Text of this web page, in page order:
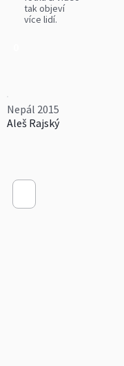
tak objeví
více lidí.
Nepál 2015
Aleš Rajský